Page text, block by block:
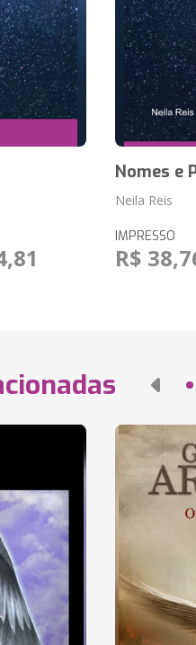
Nomes e
Neila Reis
IMPRESSO
R$